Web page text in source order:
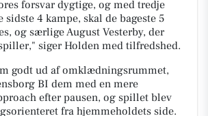
forsvar dygtige, og med tredje
sidste 4 kampe, skal de bageste 5
og særlige August Vesterby, der
siger Holden med tilfredshed.
godt ud af omklædningsrummet,
BI dem med en mere
efter pausen, og spillet blev
fra hjemmeholdets side.